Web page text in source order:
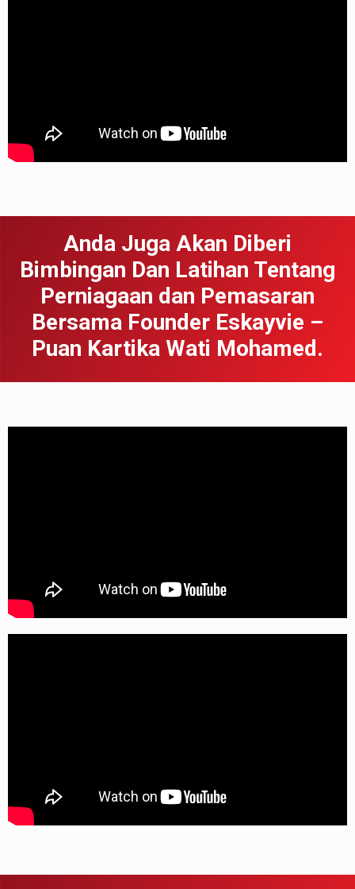
Anda Juga Akan Diberi
Bimbingan Dan Latihan Tentang
Perniagaan dan Pemasaran
Bersama Founder Eskayvie –
Puan Kartika Wati Mohamed.